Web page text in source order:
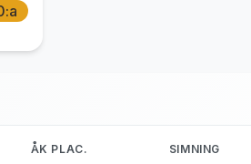
ÅK PLAC. SIMNING